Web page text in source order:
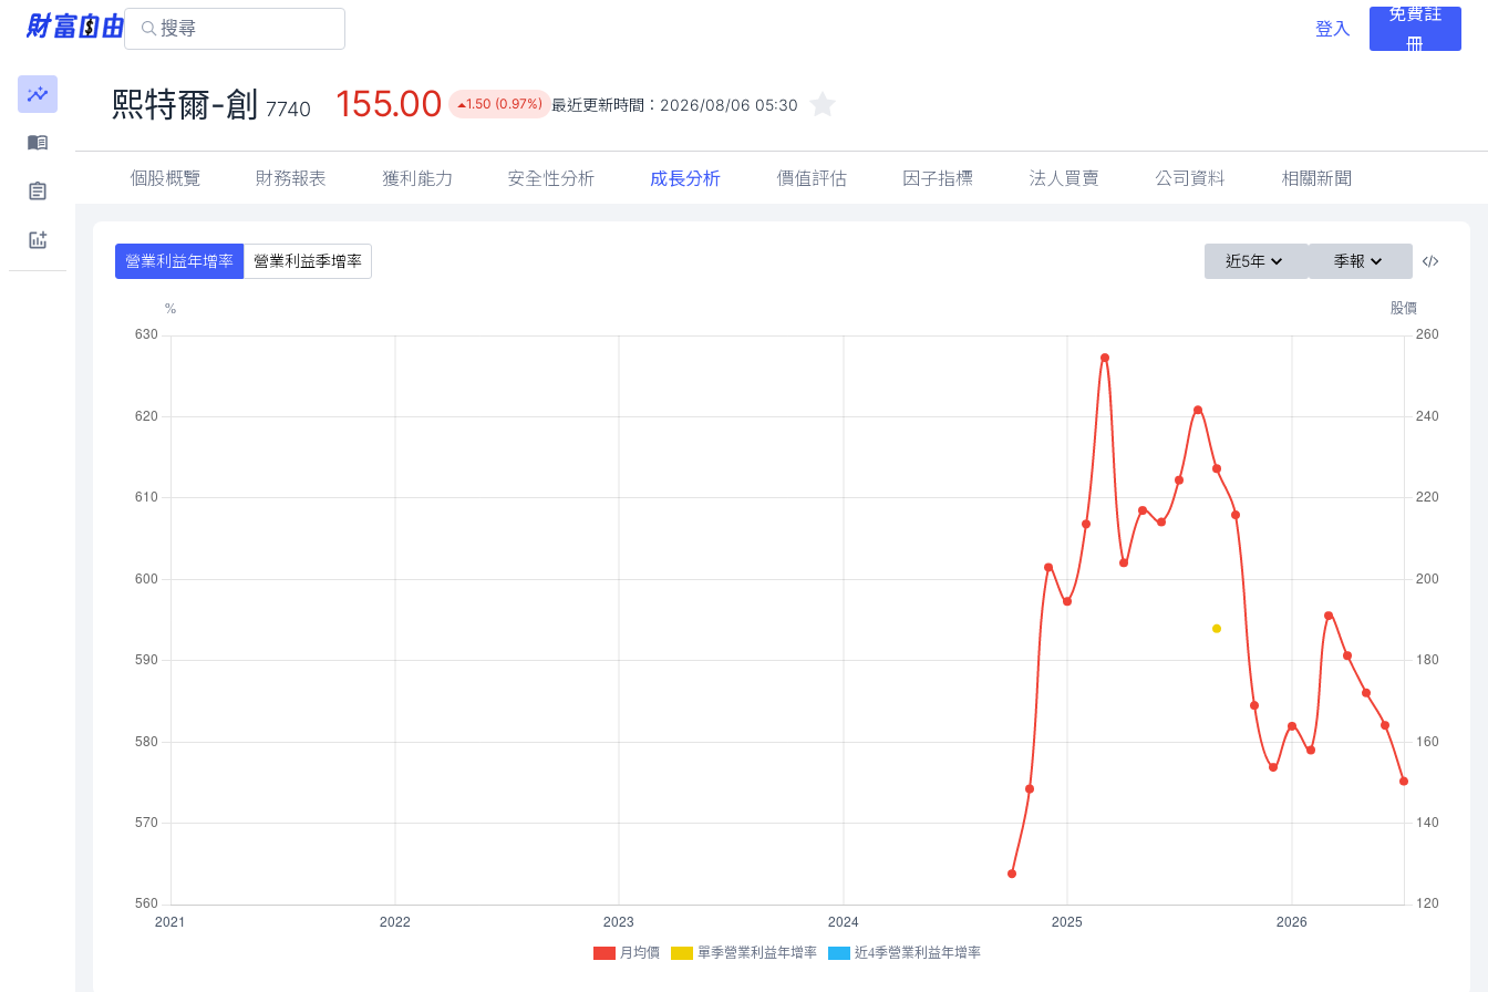
登入
免費註
冊
熙特爾-創 7740 155.00 1.50 (0.97%) 最近更新時間： 2026/08/06 05:30
個股概覽 財務報表 獲利能力 安全性分析 成長分析 價值評估 因子指標 法人買賣 公司資料 相關新聞
營業利益年增率 營業利益季增率 近5年 季報
月均價 單季營業利益年增率 近4季營業利益年增率